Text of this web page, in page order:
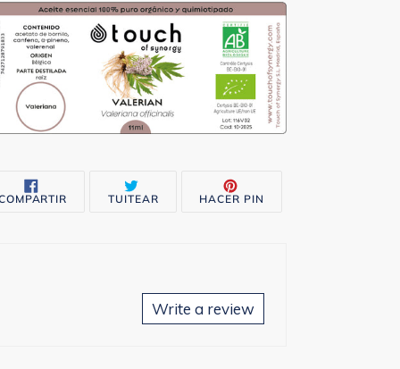
COMPARTIRTUITEARTUITEAR
EN
HACER PIN
Write a review